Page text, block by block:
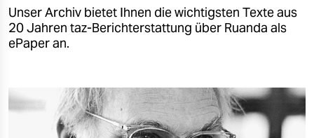
Unser Archiv bietet Ihnen die wichtigsten Texte aus
20 Jahren taz-Berichterstattung über Ruanda als
ePaper an.